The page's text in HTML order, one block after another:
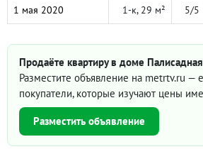
1 мая 2020 1-к, 29 м² 5/5
Продаёте квартиру в доме
Разместите объявление на metrtv.ru —
покупатели, которые изучают цены
Разместить объявление